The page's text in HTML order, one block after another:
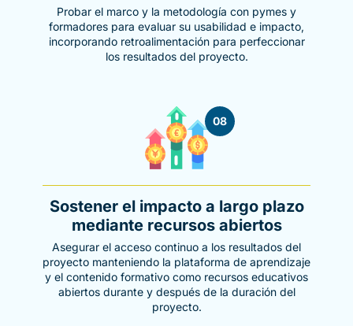
Probar el marco y la metodología con pymes y
formadores para evaluar su usabilidad e impacto,
incorporando retroalimentación para perfeccionar
los resultados del proyecto.
08
Sostener el impacto a largo plazo
mediante recursos abiertos
Asegurar el acceso continuo a los resultados del
proyecto manteniendo la plataforma de aprendizaje
y el contenido formativo como recursos educativos
abiertos durante y después de la duración del
proyecto.